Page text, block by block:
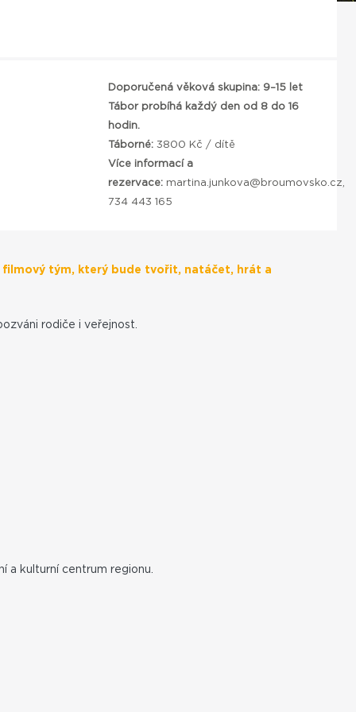
Doporučená věková skupina: 9–15 let
Tábor probíhá každý den od 8 do 16
hodin.
Táborné: 3800 Kč / dítě
Více informací a
rezervace: martina.junkova@broumovsko.cz,
734 443 165
filmový tým, který bude tvořit, natáčet, hrát a
rodiče i veřejnost.
a kulturní centrum regionu.